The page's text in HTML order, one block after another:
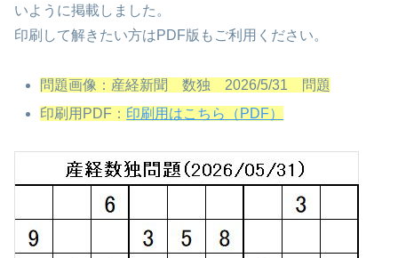
いように掲載しました。
印刷して解きたい方はPDF版もご利用ください。
問題画像：産経新聞 数独 2026/5/31 問題
印刷用PDF： 印刷用はこちら（PDF）